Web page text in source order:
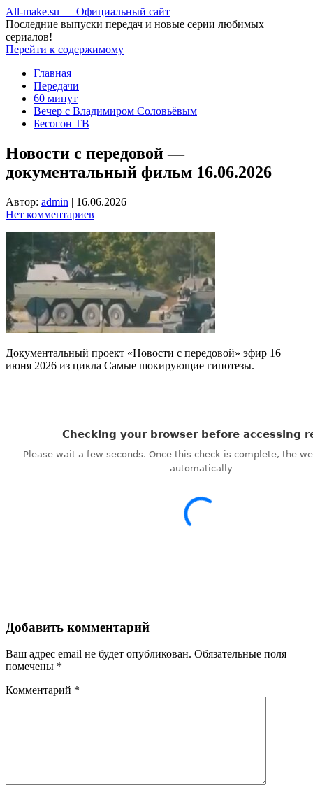
All-make.su — Официальный сайт
Последние выпуски передач и новые серии любимых
сериалов!
Перейти к содержимому
Главная
Передачи
60 минут
Вечер с Владимиром Соловьёвым
Бесогон ТВ
Новости с передовой —
документальный фильм 16.06.2026
Автор: admin | 16.06.2026
Нет комментариев
Документальный проект «Новости с передовой» эфир 16
июня 2026 из цикла Самые шокирующие гипотезы.
Добавить комментарий
Ваш адрес email не будет опубликован. Обязательные поля
помечены *
Комментарий *